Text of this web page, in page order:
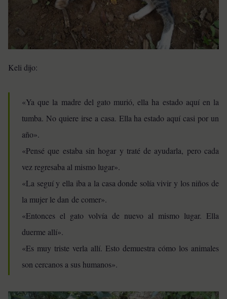
Keli dijo:
«Ya que la madre del gato murió, ella ha estado aquí en la
tumba. No quiere irse a casa. Ella ha estado aquí casi por un
año».
«Pensé que estaba sin hogar y traté de ayudarla, pero cada
vez regresaba al mismo lugar».
«La seguí y ella iba a la casa donde solía vivir y los niños de
la mujer le dan de comer».
«Entonces el gato volvía de nuevo al mismo lugar. Ella
duerme allí».
«Es muy triste verla allí. Esto demuestra cómo los animales
son cercanos a sus humanos».